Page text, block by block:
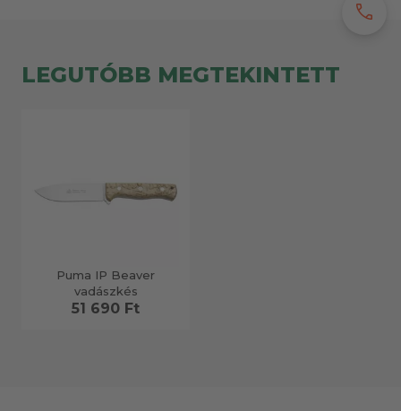
LEGUTÓBB MEGTEKINTETT
Puma IP Beaver
vadászkés
51 690 Ft
call